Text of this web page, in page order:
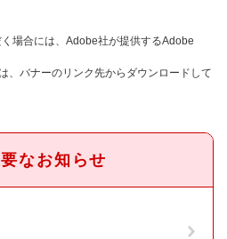
場合には、Adobe社が提供するAdobe
、バナーのリンク先からダウンロードして
なお知らせ